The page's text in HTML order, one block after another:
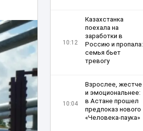
10:12
Казахстанка
поехала на
заработки в
Россию и пропала:
семья бьет
тревогу
10:04
Взрослее, жестче
и эмоциональнее:
в Астане прошел
предпоказ нового
«Человека-паука»